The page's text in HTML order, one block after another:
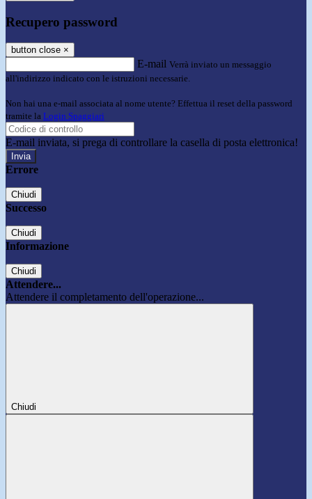
Recupero password
button close ×
E-mail Verrà inviato un messaggio
all'indirizzo indicato con le istruzioni necessarie.
Non hai una e-mail associata al nome utente? Effettua il reset della password
tramite la Login Spaggiari
E-mail inviata, si prega di controllare la casella di posta elettronica!
Errore
Chiudi
Successo
Chiudi
Informazione
Chiudi
Attendere...
Attendere il completamento dell'operazione...
Chiudi